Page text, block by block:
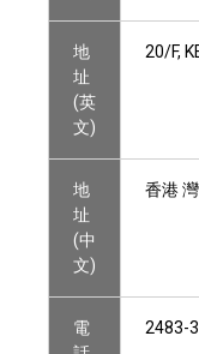
地
址
(英
文)
20/F,
地
址
(中
文)
香港
電
2483-